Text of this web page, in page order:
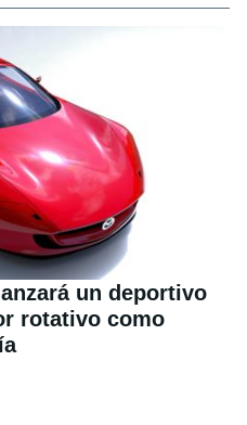
un deportivo
rotativo como